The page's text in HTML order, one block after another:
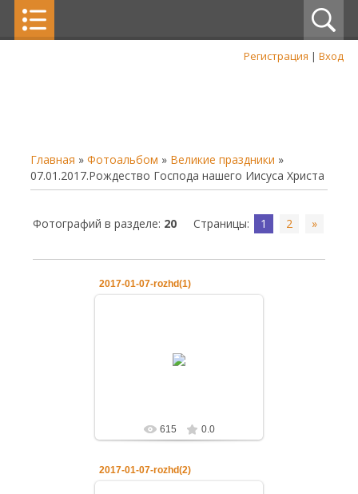
Регистрация | Вход
Главная » Фотоальбом » Великие праздники »
07.01.2017.Рождество Господа нашего Иисуса Христа
Фотографий в разделе: 20 Страницы: 1 2 »
2017-01-07-rozhd(1)
07.01.2017.Рождество Господа
нашего Иисуса Христа
615 0.0
2017-01-07-rozhd(2)